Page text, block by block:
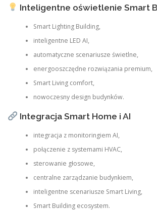
Inteligentne oświetlenie Smart
Smart Lighting Building,
inteligentne LED AI,
automatyczne scenariusze świetlne,
energooszczędne rozwiązania premium,
Smart Living comfort,
nowoczesny design budynków.
Integracja Smart Home i AI
integracja z monitoringiem AI,
połączenie z systemami HVAC,
sterowanie głosowe,
centralne zarządzanie budynkiem,
inteligentne scenariusze Smart Living,
Smart Building ecosystem.